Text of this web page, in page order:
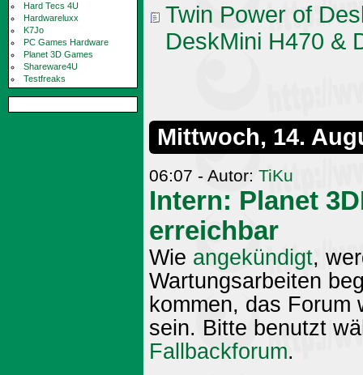
Hard Tecs 4U
Hardwareluxx
K7Jo
PC Games Hardware
Planet 3D Games
Shareware4U
Testfreaks
Twin Power of
DeskMini H470 &
Mittwoch, 14.
06:07 - Autor: TiKu
Intern: Planet
erreichbar
Wie angekündigt,
Wartungsarbeiten
kommen, das
sein. Bitte benutzt
Fallbackforum.